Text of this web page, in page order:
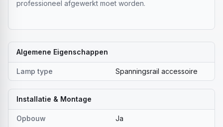
professioneel afgewerkt moet worden.
Algemene Eigenschappen
Lamp type Spanningsrail accessoire
Installatie & Montage
Opbouw Ja